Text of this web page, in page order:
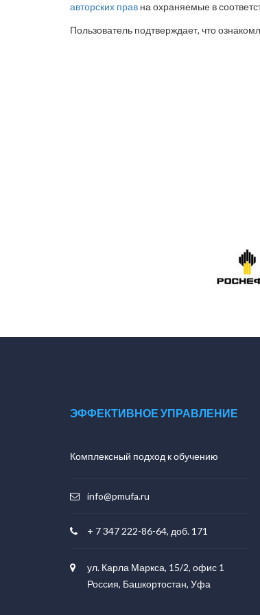
авторских прав на охраняемые в
Пользователь подтверждает, что
ЭФФЕКТИВНОЕ УПРАВЛЕНИЕ
Комплексный подход к обучению
info@pmufa.ru
+ 7 347 222-86-64, доб. 171
ул. Карла Маркса, 15/2, офис 1
Россия, Башкортостан, Уфа